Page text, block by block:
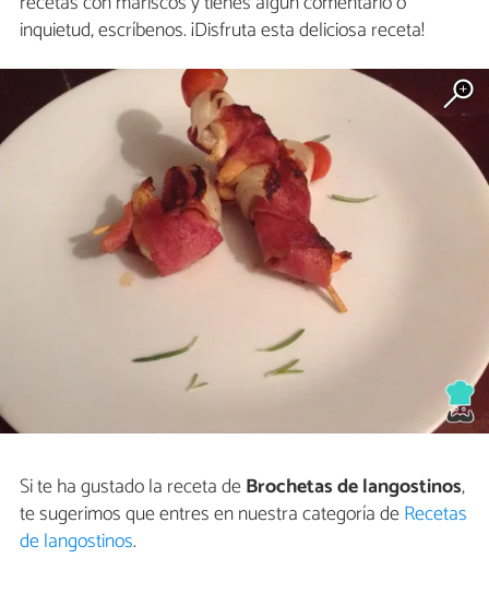
inquietud, escríbenos. ¡Disfruta esta deliciosa receta!
Si te ha gustado la receta deBrochetas de langostinos,
te sugerimos que entres en nuestra categoría deRecetas
de langostinos.